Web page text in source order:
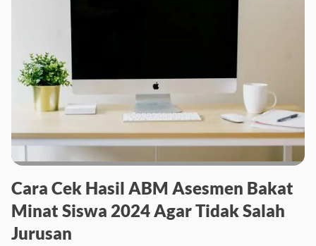
Cara Cek Hasil ABM Asesmen Bakat
Minat Siswa 2024 Agar Tidak Salah
Jurusan